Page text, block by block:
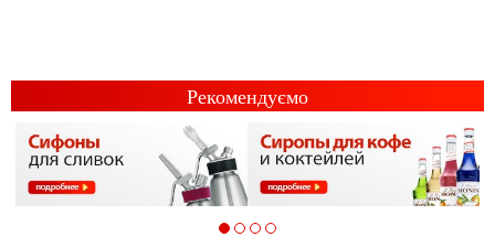
Рекомендуємо